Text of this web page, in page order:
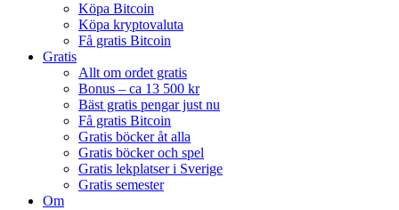
Köpa Bitcoin
Köpa kryptovaluta
Få gratis Bitcoin
Gratis
Allt om ordet gratis
Bonus – ca 13 500 kr
Bäst gratis pengar just nu
Få gratis Bitcoin
Gratis böcker åt alla
Gratis böcker och spel
Gratis lekplatser i Sverige
Gratis semester
Om